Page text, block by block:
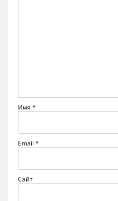
Имя *
Email *
Сайт